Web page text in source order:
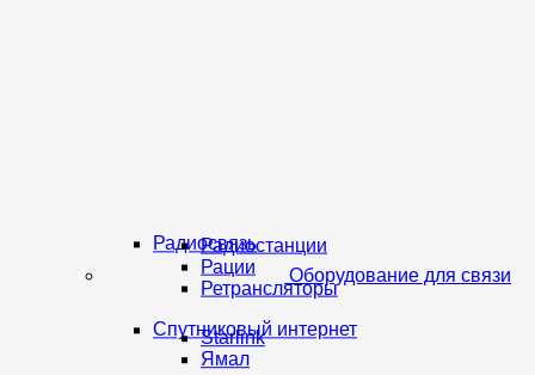
Оборудование для связи
Радиосвязь
Радиостанции
Рации
Ретрансляторы
Спутниковый интернет
Starlink
Ямал